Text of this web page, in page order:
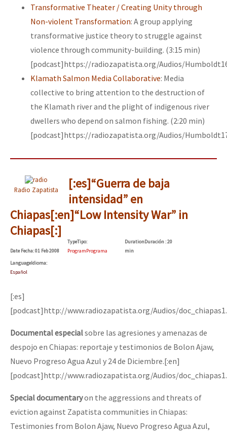
Transformative Theater / Creating Unity through
Non-violent Transformation: A group applying
transformative justice theory to struggle against
violence through community-building. (3:15 min)
[podcast]https://radiozapatista.org/Audios/
Klamath Salmon Media Collaborative: Media
collective to bring attention to the destruction of
the Klamath river and the plight of indigenous river
dwellers who depend on salmon fishing. (2:20 min)
[podcast]https://radiozapatista.org/Audios/
Radio Zapatista
[:es]“Guerra de baja
intensidad” en
Chiapas[:en]“Low Intensity War” in
Chiapas[:]
DateFecha: 01 Feb 2008
TypeTipo:
ProgramPrograma
DurationDuración: 20
min
LanguageIdioma:
Español
[:es]
[podcast]http://www.radiozapatista.org/Audios/
Documental especialsobre las agresiones y amenazas de
despojo en Chiapas: reportaje y testimonios de Bolon Ajaw,
Nuevo Progreso Agua Azul y 24 de Diciembre.[:en]
[podcast]http://www.radiozapatista.org/Audios/
Special documentaryon the aggressions and threats of
eviction against Zapatista communities in Chiapas:
Testimonies from Bolon Ajaw, Nuevo Progreso Agua Azul,